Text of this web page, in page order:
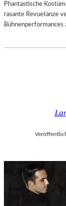
Phantastische
rasante Revuetänze